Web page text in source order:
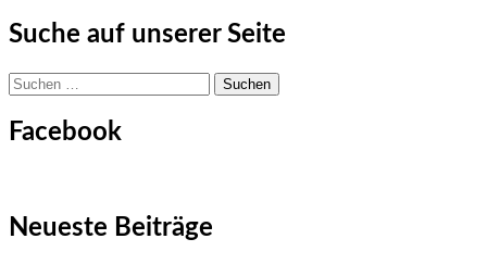
Suche auf unserer Seite
Suchen
Facebook
Neueste Beiträge